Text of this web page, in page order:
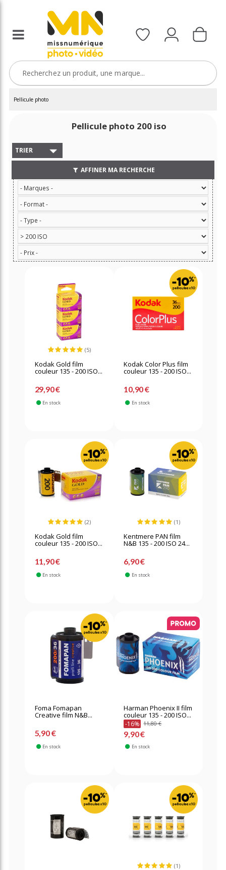
Pellicule photo
Pellicule photo 200 iso
TRIER
AFFINER MA RECHERCHE
(5)
Kodak Gold film
couleur 135 - 200 ISO...
29,90 €
En stock
Kodak Color Plus film
couleur 135 - 200 ISO...
10,90 €
En stock
(2)
Kodak Gold film
couleur 135 - 200 ISO...
11,90 €
En stock
(1)
Kentmere PAN film
N&B 135 - 200 ISO 24...
6,90 €
En stock
Foma Fomapan
Creative film N&B...
5,90 €
En stock
Harman Phoenix II film
couleur 135 - 200 ISO...
-16% 11,80 €
9,90 €
En stock
(1)